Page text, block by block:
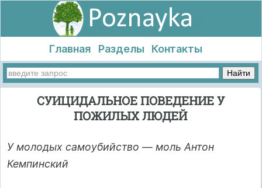
Главная Разделы Контакты
СУИЦИДАЛЬНОЕ ПОВЕДЕНИЕ У
ПОЖИЛЫХ ЛЮДЕЙ
У молодых самоубийство — моль Антон
Кемпинский